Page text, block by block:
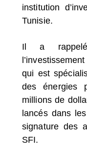
institution
Tunisie.
Il a
qui est
des énergies
millions de
lancés dans
signature des
SFI.